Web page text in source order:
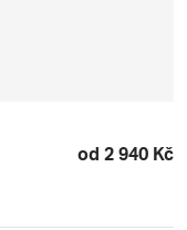
od 2 940 Kč